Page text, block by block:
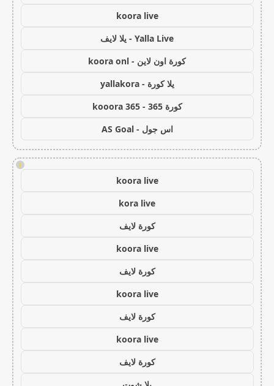
koora live
Yalla Live - يلا لايف
كورة اون لاين - koora onl
يلا كورة - yallakora
كورة 365 - kooora 365
اس جول - AS Goal
!
koora live
kora live
كورة لايف
koora live
كورة لايف
koora live
كورة لايف
koora live
كورة لايف